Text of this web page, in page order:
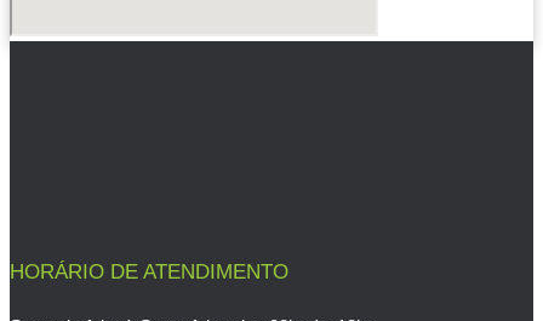
HORÁRIO DE ATENDIMENTO